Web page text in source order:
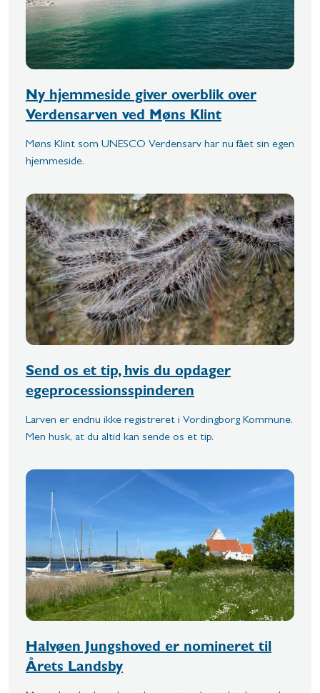
Ny hjemmeside giver overblik over
Verdensarven ved Møns Klint
Møns Klint som UNESCO Verdensarv har nu fået sin egen
hjemmeside.
Send os et tip, hvis du opdager
egeprocessionsspinderen
Larven er endnu ikke registreret i Vordingborg Kommune.
Men husk, at du altid kan sende os et tip.
Halvøen Jungshoved er nomineret til
Årets Landsby